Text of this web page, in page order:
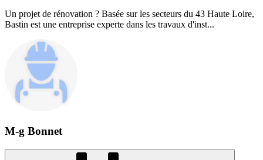
Un projet de rénovation ? Basée sur les secteurs du 43 Haute Loire,
Bastin est une entreprise experte dans les travaux d'inst...
M-g Bonnet